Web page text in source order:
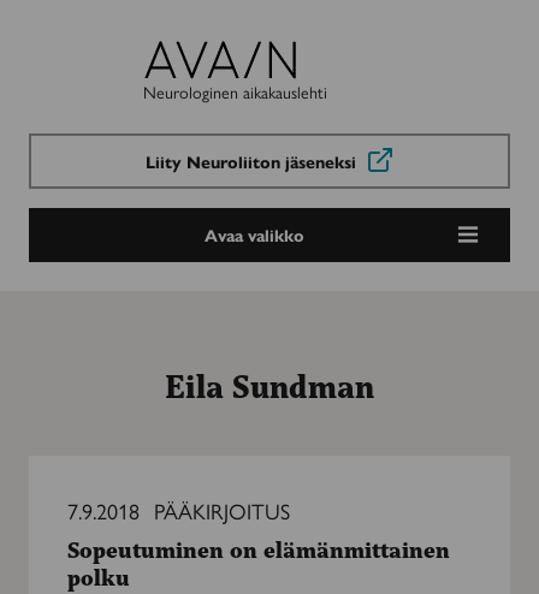
Avain-
lehti
Neurologinen aikakauslehti
Liity Neuroliiton jäseneksi
Avaa valikko
Eila Sundman
elämänmittainen
polku
7.9.2018 PÄÄKIRJOITUS
Sopeutuminen on elämänmittainen
polku